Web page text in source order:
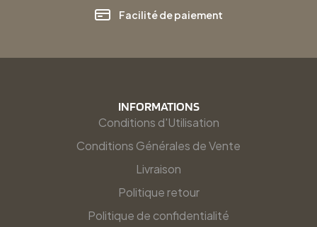
Facilité de paiement
INFORMATIONS
Conditions d'Utilisation
Conditions Générales de Vente
Livraison
Politique retour
Politique de confidentialité